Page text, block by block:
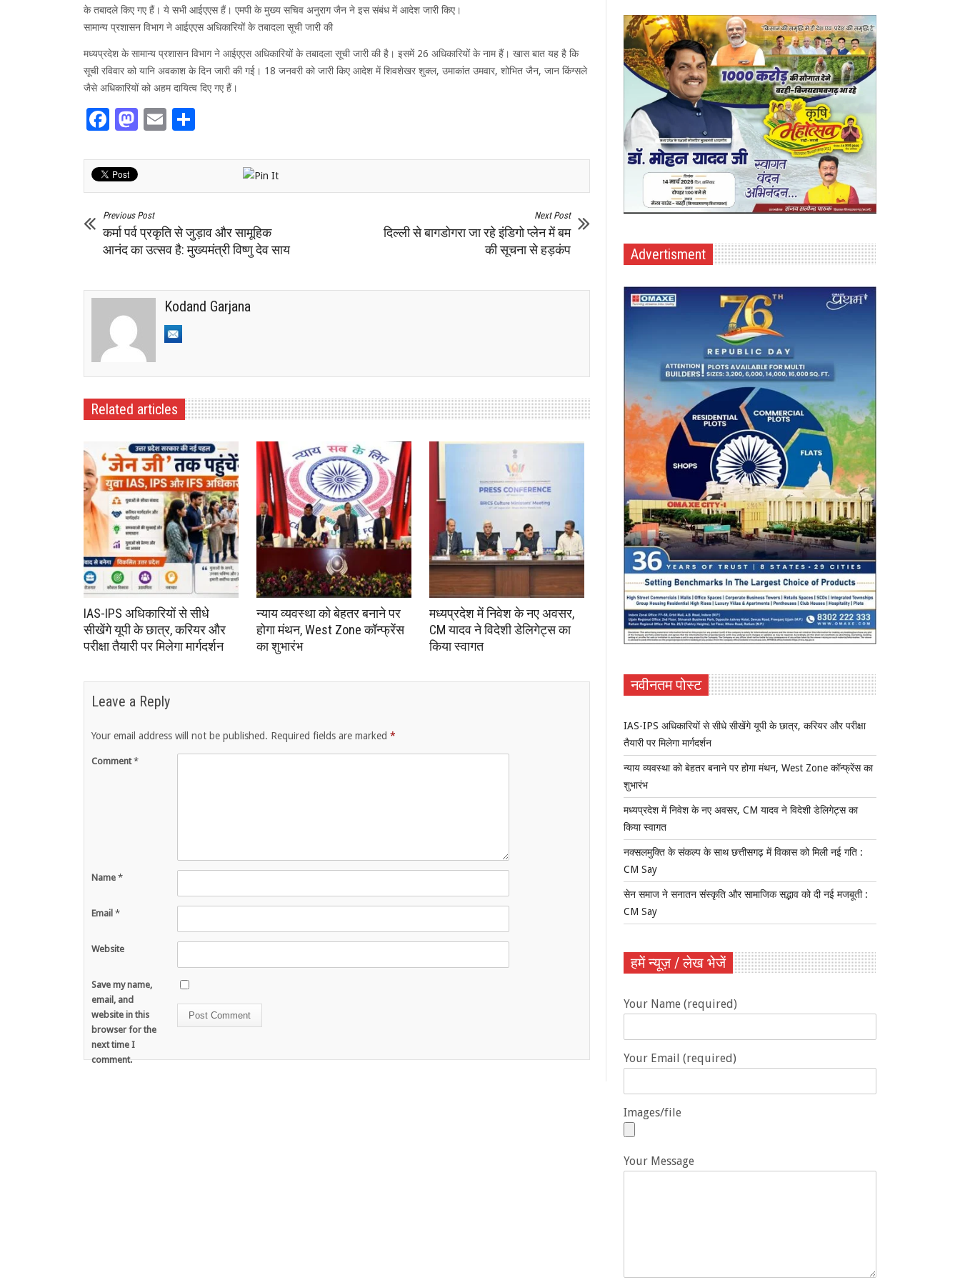
के तबादले किए गए हैं। ये सभी आईएएस हैं। एमपी के मुख्य सचिव अनुराग जैन ने इस संबंध में आदेश जारी किए।
सामान्य प्रशासन विभाग ने आईएएस अधिकारियों के तबादला सूची जारी की
मध्यप्रदेश के सामान्य प्रशासन विभाग ने आईएएस अधिकारियों के तबादला सूची जारी की है। इसमें 26 अधिकारियों के नाम हैं। खास बात यह है कि
सूची रविवार को यानि अवकाश के दिन जारी की गई। 18 जनवरी को जारी किए आदेश में शिवशेखर शुक्ल, उमाकांत उमवार, शोभित जैन, जान किंग्सले
जैसे अधिकारियों को अहम दायित्व दिए गए हैं।
Facebook
Mastodon
Email
Previous Post
कर्मा पर्व प्रकृति से जुड़ाव और सामूहिक
आनंद का उत्सव है: मुख्यमंत्री विष्णु देव साय
Next Post
दिल्ली से बागडोगरा जा रहे इंडिगो प्लेन में बम
की सूचना से हड़कंप
Kodand Garjana
Related articles
IAS-IPS अधिकारियों से सीधे
सीखेंगे यूपी के छात्र, करियर और
परीक्षा तैयारी पर मिलेगा मार्गदर्शन
न्याय व्यवस्था को बेहतर बनाने पर
होगा मंथन, West Zone कॉन्फ्रेंस
का शुभारंभ
मध्यप्रदेश में निवेश के नए अवसर,
CM यादव ने विदेशी डेलिगेट्स का
किया स्वागत
Leave a Reply
Your email address will not be published. Required fields are marked *
Comment*
Name *
Email *
Website
Save my name,
email, and
website in this
browser for the
next time I
comment.
Advertisment
नवीनतम पोस्ट
IAS-IPS अधिकारियों से सीधे सीखेंगे यूपी के छात्र, करियर और परीक्षा
तैयारी पर मिलेगा मार्गदर्शन
न्याय व्यवस्था को बेहतर बनाने पर होगा मंथन, West Zone कॉन्फ्रेंस का
शुभारंभ
मध्यप्रदेश में निवेश के नए अवसर, CM यादव ने विदेशी डेलिगेट्स का
किया स्वागत
नक्सलमुक्ति के संकल्प के साथ छत्तीसगढ़ में विकास को मिली नई गति :
CM Say
सेन समाज ने सनातन संस्कृति और सामाजिक सद्भाव को दी नई मजबूती :
CM Say
हमें न्यूज़ / लेख भेजें
Your Name (required)
Your Email (required)
Images/file
Your Message